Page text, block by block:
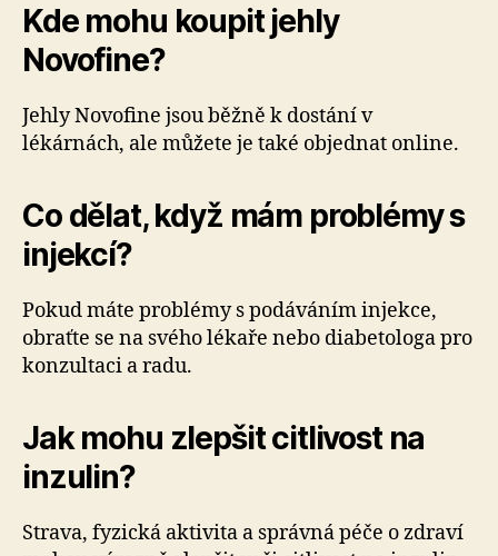
Kde mohu koupit jehly
Novofine?
Jehly Novofine jsou běžně k dostání v
lékárnách, ale můžete je také objednat online.
Co dělat, když mám problémy s
injekcí?
Pokud máte problémy s podáváním injekce,
obraťte se na svého lékaře nebo diabetologa pro
konzultaci a radu.
Jak mohu zlepšit citlivost na
inzulin?
Strava, fyzická aktivita a správná péče o zdraví